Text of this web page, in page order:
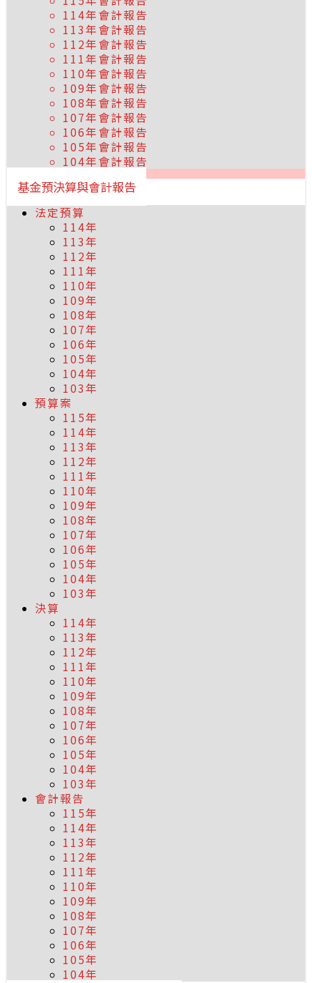
114年會計報告
113年會計報告
112年會計報告
111年會計報告
110年會計報告
109年會計報告
108年會計報告
107年會計報告
106年會計報告
105年會計報告
104年會計報告
基金預決算與會計報告
法定預算
114年
113年
112年
111年
110年
109年
108年
107年
106年
105年
104年
103年
預算案
115年
114年
113年
112年
111年
110年
109年
108年
107年
106年
105年
104年
103年
決算
114年
113年
112年
111年
110年
109年
108年
107年
106年
105年
104年
103年
會計報告
115年
114年
113年
112年
111年
110年
109年
108年
107年
106年
105年
104年